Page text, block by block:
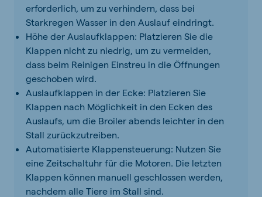
erforderlich, um zu verhindern, dass bei
Starkregen Wasser in den Auslauf eindringt.
Höhe der Auslaufklappen: Platzieren Sie die
Klappen nicht zu niedrig, um zu vermeiden,
dass beim Reinigen Einstreu in die Öffnungen
geschoben wird.
Auslaufklappen in der Ecke: Platzieren Sie
Klappen nach Möglichkeit in den Ecken des
Auslaufs, um die Broiler abends leichter in den
Stall zurückzutreiben.
Automatisierte Klappensteuerung: Nutzen Sie
eine Zeitschaltuhr für die Motoren. Die letzten
Klappen können manuell geschlossen werden,
nachdem alle Tiere im Stall sind.